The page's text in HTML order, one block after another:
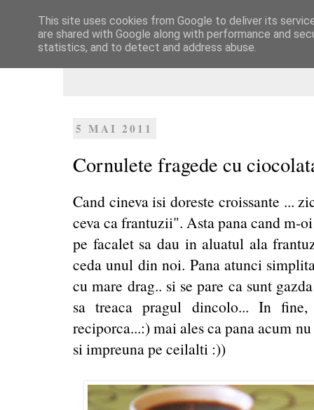
Dulcegarii culinare
5 MAI 2011
Cornulete fragede cu
Cand cineva isi doreste croissante ...
ceva ca frantuzii". Asta pana cand m-
pe facalet sa dau in aluatul ala
ceda unul din noi. Pana atunci
cu mare drag.. si se pare ca sunt
sa treaca pragul dincolo... In
reciporca...:) mai ales ca pana acum
si impreuna pe ceilalti :))
This site uses cookies from Google to deliver its
are shared with Google along with performance and
statistics, and to detect and address abuse.